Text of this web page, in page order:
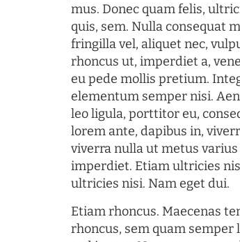
mus. Donec quam felis,
quis, sem. Nulla consequat
fringilla vel, aliquet nec,
rhoncus ut, imperdiet a,
eu pede mollis pretium.
elementum semper nisi.
leo ligula, porttitor eu,
lorem ante, dapibus in,
viverra nulla ut metus
imperdiet. Etiam ultricies
ultricies nisi. Nam eget dui.
Etiam rhoncus. Maecenas
rhoncus, sem quam semper